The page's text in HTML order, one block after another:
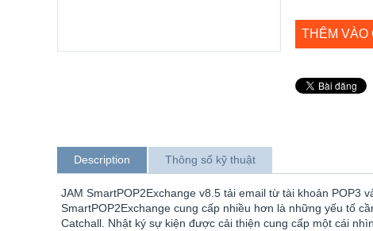
THÊM VÀO
Description Thông số kỹ thuật
JAM SmartPOP2Exchange v8.5 tải email từ tài khoản POP3
SmartPOP2Exchange cung cấp nhiều hơn là những yếu tố
Catchall. Nhật ký sự kiện được cải thiện cung cấp một cái